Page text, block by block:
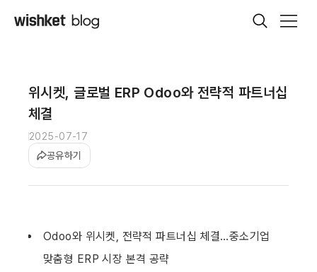
위시켓, 글로벌 ERP Odoo와 전략적 파트너십
체결
2025-07-17
공유하기
Odoo와 위시켓, 전략적 파트너십 체결…중소기업
맞춤형 ERP 시장 본격 공략